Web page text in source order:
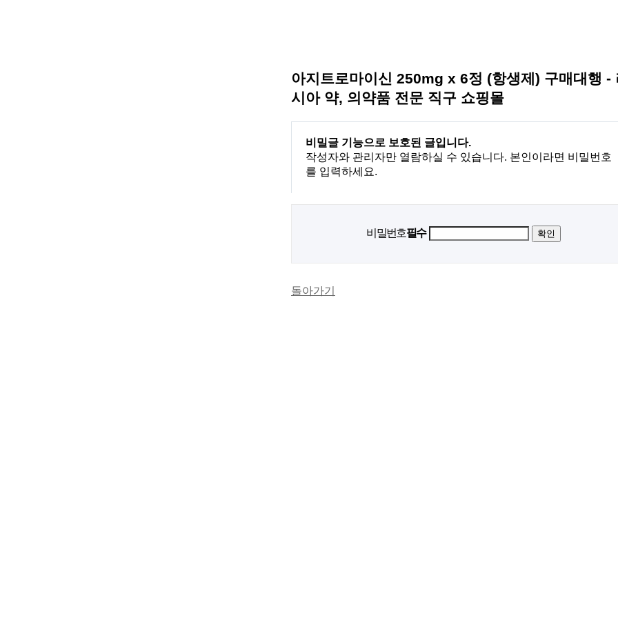
아지트로마이신 250mg x 6정 (항생제) 구매대행 -
시아 약, 의약품 전문 직구 쇼핑몰
비밀글 기능으로 보호된 글입니다.
작성자와 관리자만 열람하실 수 있습니다. 본인이라면 비밀번호
를 입력하세요.
비밀번호필수
돌아가기